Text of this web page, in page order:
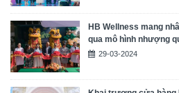
HB Wellness mang
qua mô hình nhượng
29-03-2024